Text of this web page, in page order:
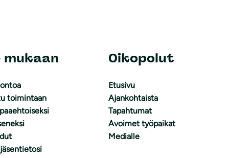
mukaan
toimintaan
Oikopolut
Etusivu
Ajankohtaista
Tapahtumat
Avoimet työpaikat
Medialle